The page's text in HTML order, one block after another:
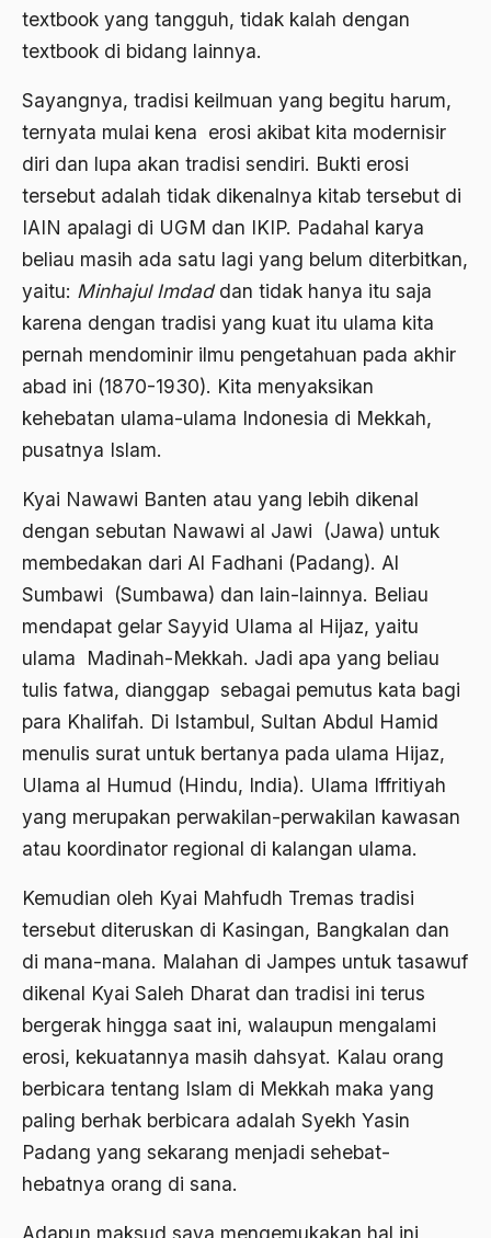
textbook yang tangguh, tidak kalah dengan
textbook di bidang lainnya.
Sayangnya, tradisi keilmuan yang begitu harum,
ternyata mulai kena erosi akibat kita modernisir
diri dan lupa akan tradisi sendiri. Bukti erosi
tersebut adalah tidak dikenalnya kitab tersebut di
IAIN apalagi di UGM dan IKIP. Padahal karya
beliau masih ada satu lagi yang belum diterbitkan,
yaitu: Minhajul Imdaddan tidak hanya itu saja
karena dengan tradisi yang kuat itu ulama kita
pernah mendominir ilmu pengetahuan pada akhir
abad ini (1870-1930). Kita menyaksikan
kehebatan ulama-ulama Indonesia di Mekkah,
pusatnya Islam.
Kyai Nawawi Banten atau yang lebih dikenal
dengan sebutan Nawawi al Jawi (Jawa) untuk
membedakan dari Al Fadhani (Padang). Al
Sumbawi (Sumbawa) dan lain-lainnya. Beliau
mendapat gelar Sayyid Ulama al Hijaz, yaitu
ulama Madinah-Mekkah. Jadi apa yang beliau
tulis fatwa, dianggap sebagai pemutus kata bagi
para Khalifah. Di Istambul, Sultan Abdul Hamid
menulis surat untuk bertanya pada ulama Hijaz,
Ulama al Humud (Hindu, India). Ulama Iffritiyah
yang merupakan perwakilan-perwakilan kawasan
atau koordinator regional di kalangan ulama.
Kemudian oleh Kyai Mahfudh Tremas tradisi
tersebut diteruskan di Kasingan, Bangkalan dan
di mana-mana. Malahan di Jampes untuk tasawuf
dikenal Kyai Saleh Dharat dan tradisi ini terus
bergerak hingga saat ini, walaupun mengalami
erosi, kekuatannya masih dahsyat. Kalau orang
berbicara tentang Islam di Mekkah maka yang
paling berhak berbicara adalah Syekh Yasin
Padang yang sekarang menjadi sehebat-
hebatnya orang di sana.
Adapun maksud saya mengemukakan hal ini
Budaya Kaum Santri
Budaya Lama
Budaya Pesantren
Budaya Politik
Budaya Usaha
Budayawan
Budd Schulberg
buddha
Budu dan Rasa
Bugis
Buku "1492"
Buku P4
Bulgaria
BUMN
Bung karno
Bung Tomo
Burhanudin
Buya Hamka
cak nur
caleg
Caligula
Calon Legislatif
Calon presiden